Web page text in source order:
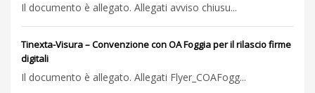
Il documento è allegato. Allegati avviso chiusu...
Tinexta-Visura – Convenzione con OA Foggia per il rilascio firme
digitali
Il documento è allegato. Allegati Flyer_COAFogg...